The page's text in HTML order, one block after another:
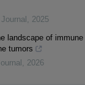
, 2025
landscape of immune
tumors
, 2026